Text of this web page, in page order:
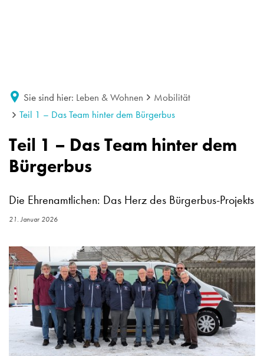
Sie sind hier: Leben & Wohnen
Mobilität
Teil 1 – Das Team hinter dem Bürgerbus
Teil 1 – Das Team hinter dem
Bürgerbus
Die Ehrenamtlichen: Das Herz des Bürgerbus-Projekts
21. Januar 2026